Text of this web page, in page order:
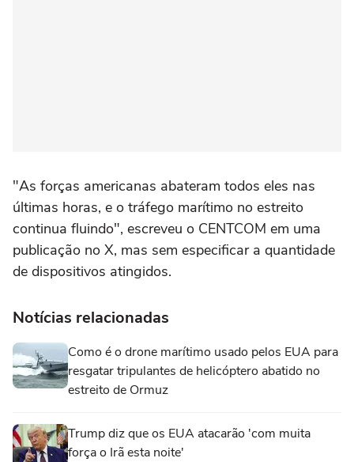
"As forças americanas abateram todos eles nas
últimas horas, e o tráfego marítimo no estreito
continua fluindo", escreveu o CENTCOM em uma
publicação no X, mas sem especificar a quantidade
de dispositivos atingidos.
Notícias relacionadas
Como é o drone marítimo usado pelos EUA para
resgatar tripulantes de helicóptero abatido no
estreito de Ormuz
Trump diz que os EUA atacarão 'com muita
força o Irã esta noite'